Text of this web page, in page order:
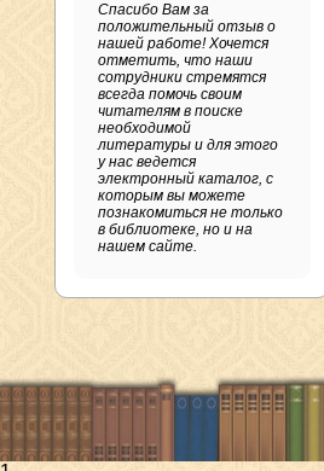
Спасибо Вам за
положительный отзыв о
нашей работе! Хочется
отметить, что наши
сотрудники стремятся
всегда помочь своим
читателям в поиске
необходимой
литературы и для этого
у нас ведется
электронный каталог, с
которым вы можете
познакомиться не только
в библиотеке, но и на
нашем сайте.